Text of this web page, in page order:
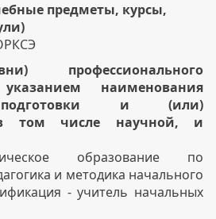
предметы, курсы,
профессионального
наименования
подготовки и (или)
в том числе научной, и
образование по
и методика начального
- учитель начальных